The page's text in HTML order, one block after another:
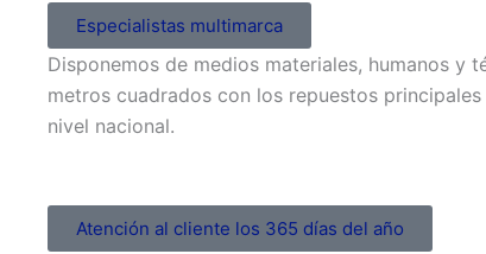
Especialistas multimarca
Disponemos de medios materiales, humanos y
metros cuadrados con los repuestos
nivel nacional.
Atención al cliente los 365 días del año